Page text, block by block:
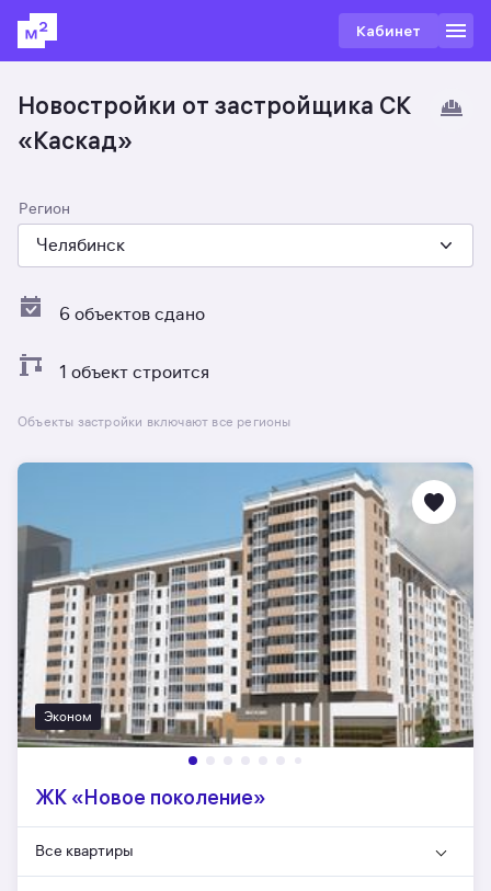
Кабинет
Новостройки от застройщика СК
«Каскад»
Регион
Челябинск
6 объектов сдано
1 объект строится
Объекты застройки включают все регионы
Эконом
ЖК «Новое поколение»
Все квартиры